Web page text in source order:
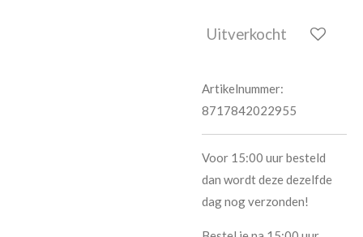
Uitverkocht
Artikelnummer:
8717842022955
Voor 15:00 uur besteld
dan wordt deze dezelfde
dag nog verzonden!